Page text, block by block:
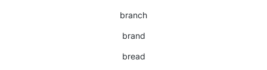
branch
brand
bread